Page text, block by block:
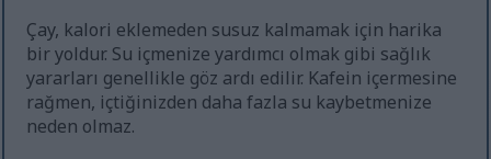
Çay, kalori eklemeden susuz kalmamak için harika
bir yoldur. Su içmenize yardımcı olmak gibi sağlık
yararları genellikle göz ardı edilir. Kafein içermesine
rağmen, içtiğinizden daha fazla su kaybetmenize
neden olmaz.